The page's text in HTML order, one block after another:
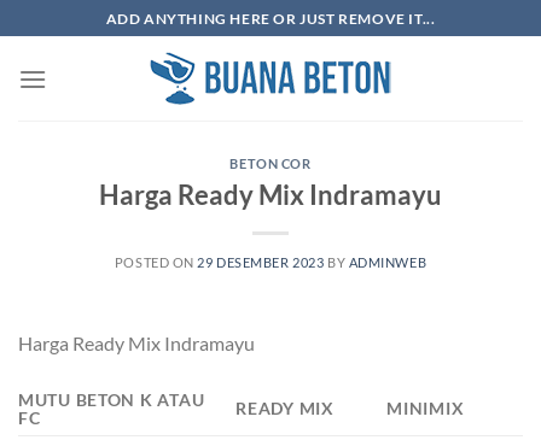
to
content
ADD ANYTHING HERE OR JUST REMOVE IT...
BETON COR
Harga Ready Mix Indramayu
POSTED ON 29 DESEMBER 2023 BY ADMINWEB
Harga Ready Mix Indramayu
MUTU BETON K ATAU
FC
READY MIX MINIMIX